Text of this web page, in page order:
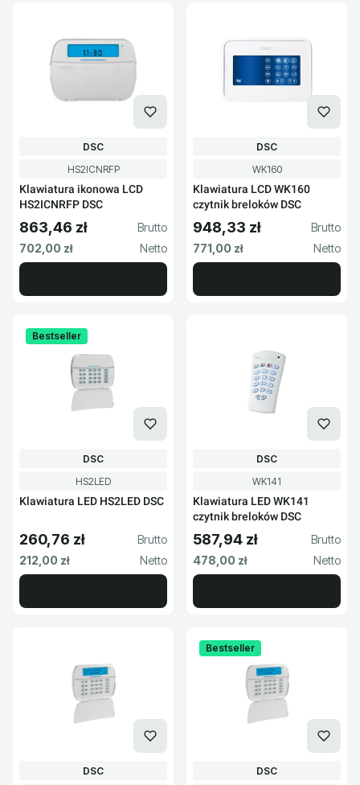
Kod produktu
HS2ICNRFP
Klawiatura ikonowa LCD
HS2ICNRFP DSC
PRODUCENT
DSC
Cena brutto
863,46 zł
Cena netto
702,00 zł
Kod produktu
WK160
Klawiatura LCD WK160
czytnik breloków DSC
PRODUCENT
DSC
Cena brutto
948,33 zł
Cena netto
771,00 zł
Bestseller
Kod produktu
HS2LED
Klawiatura LED HS2LED DSC
PRODUCENT
DSC
Cena brutto
260,76 zł
Cena netto
212,00 zł
Kod produktu
WK141
Klawiatura LED WK141
czytnik breloków DSC
PRODUCENT
DSC
Cena brutto
587,94 zł
Cena netto
478,00 zł
PRODUCENT
DSC
Bestseller
PRODUCENT
DSC